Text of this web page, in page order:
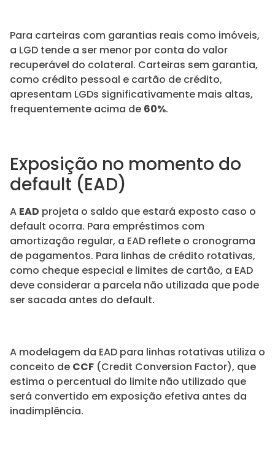
Para carteiras com garantias reais como imóveis,
a LGD tende a ser menor por conta do valor
recuperável do colateral. Carteiras sem garantia,
como crédito pessoal e cartão de crédito,
apresentam LGDs significativamente mais altas,
frequentemente acima de 60%.
Exposição no momento do
default (EAD)
A EAD projeta o saldo que estará exposto caso o
default ocorra. Para empréstimos com
amortização regular, a EAD reflete o cronograma
de pagamentos. Para linhas de crédito rotativas,
como cheque especial e limites de cartão, a EAD
deve considerar a parcela não utilizada que pode
ser sacada antes do default.
A modelagem da EAD para linhas rotativas utiliza o
conceito de CCF (Credit Conversion Factor), que
estima o percentual do limite não utilizado que
será convertido em exposição efetiva antes da
inadimplência.